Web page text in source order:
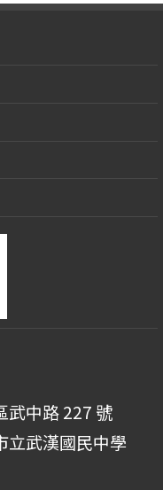
武中路 227 號
立武漢國民中學